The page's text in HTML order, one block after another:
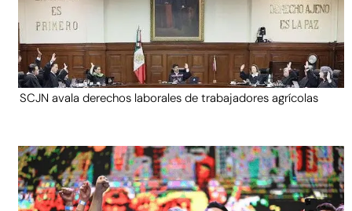
SCJN avala derechos laborales de trabajadores agrícolas